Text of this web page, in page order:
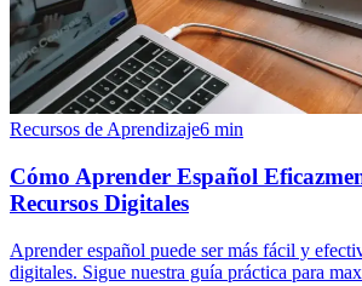
Recursos de Aprendizaje6 min
Cómo Aprender Español
Recursos Digitales
Aprender español puede ser más fácil y
digitales. Sigue nuestra guía práctica para